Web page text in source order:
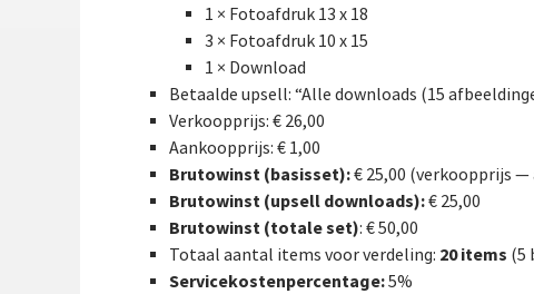
1 × Fotoafdruk 13 x 18
3 × Fotoafdruk 10 x 15
1 × Download
Betaalde upsell: “Alle downloads (15
Verkoopprijs: € 26,00
Aankoopprijs: € 1,00
Brutowinst (basisset):€ 25,00 (verkoopprijs
Brutowinst (upsell downloads):€ 25,00
Brutowinst (totale set): € 50,00
Totaal aantal items voor verdeling: 20 items (5
Servicekostenpercentage:5%